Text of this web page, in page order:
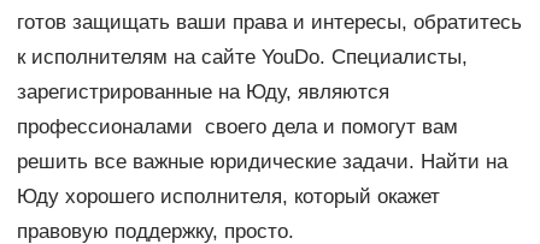
готов защищать ваши права и интересы, обратитесь
к исполнителям на сайте YouDo. Специалисты,
зарегистрированные на Юду, являются
профессионалами своего дела и помогут вам
решить все важные юридические задачи. Найти на
Юду хорошего исполнителя, который окажет
правовую поддержку, просто.